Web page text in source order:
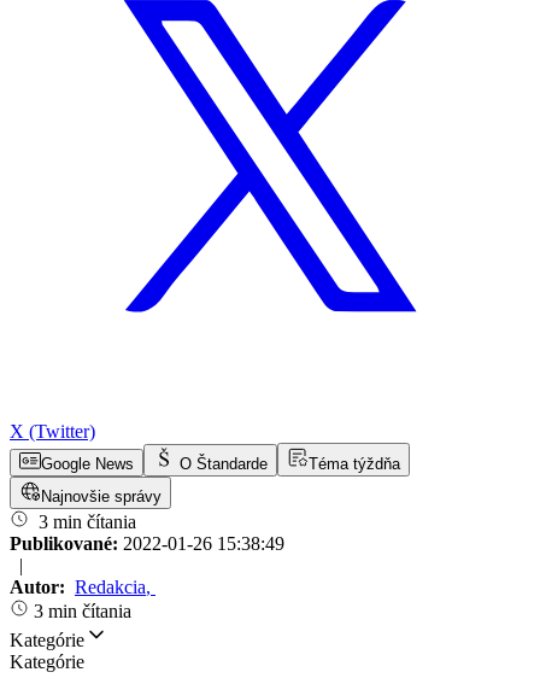
X (Twitter)
Google News O Štandarde
Téma týždňa
Najnovšie správy
3 min čítania
Publikované: 2022-01-26 15:38:49
|
Autor: Redakcia,
3 min čítania
Kategórie
Kategórie